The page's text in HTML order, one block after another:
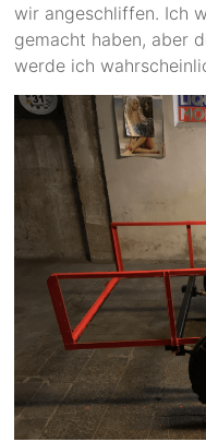
wir angeschliffen. Ich
gemacht haben, aber
werde ich